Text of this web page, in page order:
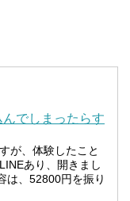
んでしまったらす
が、体験したこと
あり、開きまし
は、52800円を振り